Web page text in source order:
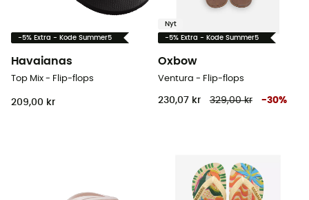
-5% Extra - Kode Summer5
Havaianas
Top Mix - Flip-flops
209,00 kr
Nyt
-5% Extra - Kode Summer5
Oxbow
Ventura - Flip-flops
230,07 kr 329,00 kr -30%